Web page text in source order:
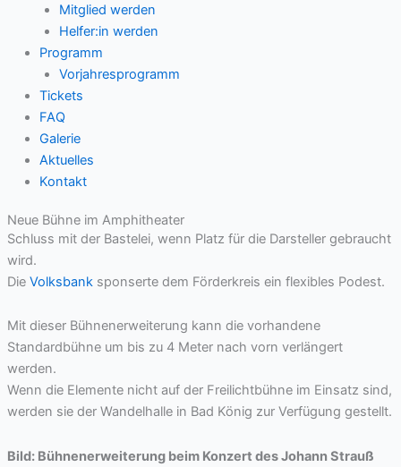
Mitglied werden
Helfer:in werden
Programm
Vorjahresprogramm
Tickets
FAQ
Galerie
Aktuelles
Kontakt
Neue Bühne im Amphitheater
Schluss mit der Bastelei, wenn Platz für die Darsteller gebraucht
wird.
Die Volksbanksponserte dem Förderkreis ein flexibles Podest.
Mit dieser Bühnenerweiterung kann die vorhandene
Standardbühne um bis zu 4 Meter nach vorn verlängert
werden.
Wenn die Elemente nicht auf der Freilichtbühne im Einsatz sind,
werden sie der Wandelhalle in Bad König zur Verfügung gestellt.
Bild: Bühnenerweiterung beim Konzert des Johann Strauß